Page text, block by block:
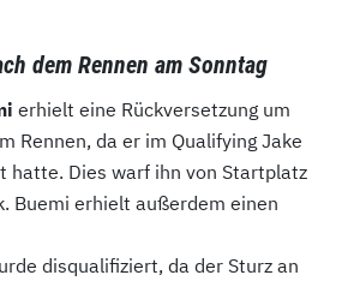
dem Rennen am Sonntag
erhielt eine Rückversetzung um
Rennen, da er im Qualifying Jake
hatte. Dies warf ihn von Startplatz
Buemi erhielt außerdem einen
disqualifiziert, da der Sturz an